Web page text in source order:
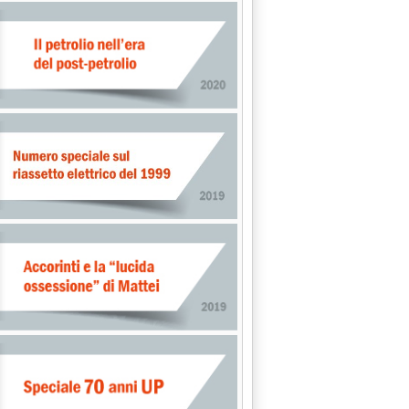
'Dossier prezzi carburanti'